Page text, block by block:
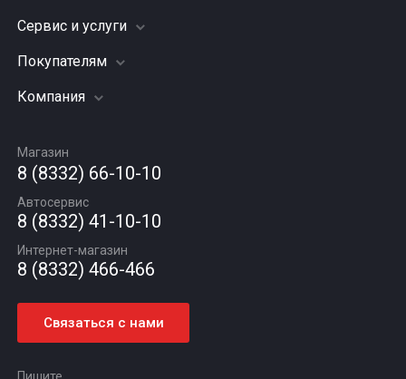
Шины
Грузовые шины
Диски
Автомасла
Сервис и услуги
Заправка кондиционера
Подвеска (ходовая часть)
Шиномонтаж
Покупателям
Акции
Гарантии и возврат
Компания
Вакансии
Новости
Статьи
Контакты
Магазин
8 (8332) 66-10-10
Автосервис
8 (8332) 41-10-10
Интернет-магазин
8 (8332) 466-466
Связаться с нами